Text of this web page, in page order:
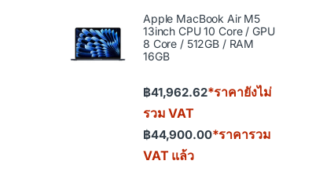
Apple MacBook Air M5
13inch CPU 10 Core / GPU
8 Core / 512GB / RAM
16GB
฿41,962.62*ราคายังไม่
รวม VAT
฿44,900.00*ราคารวม
VAT แล้ว